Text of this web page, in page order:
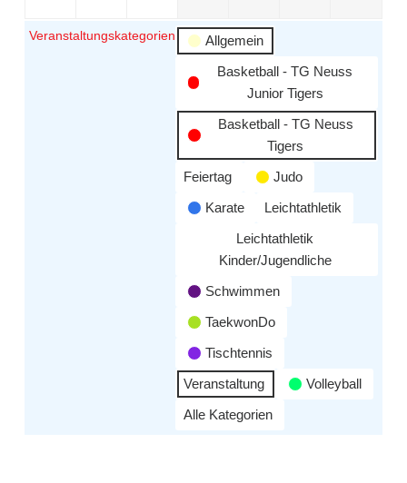
Veranstaltungskategorien
Allgemein
Basketball - TG Neuss
Junior Tigers
Basketball - TG Neuss
Tigers
Feiertag
Judo
Karate
Leichtathletik
Leichtathletik
Kinder/Jugendliche
Schwimmen
TaekwonDo
Tischtennis
Veranstaltung
Volleyball
Alle Kategorien